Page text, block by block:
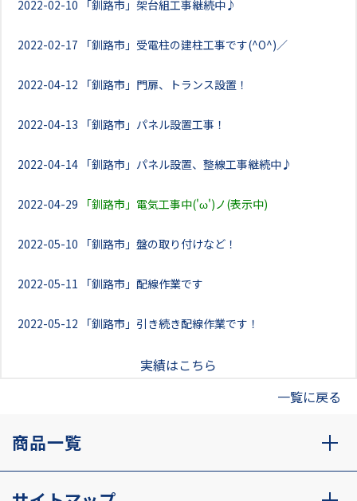
2022-02-10 「釧路市」架台組工事継続中♪
2022-02-17 「釧路市」受電柱の建柱工事です(^O^)／
2022-04-12 「釧路市」門扉、トランス設置！
2022-04-13 「釧路市」パネル設置工事！
2022-04-14 「釧路市」パネル設置、整線工事継続中♪
2022-04-29 「釧路市」電気工事中('ω')ノ(表示中)
2022-05-10 「釧路市」盤の取り付けなど！
2022-05-11 「釧路市」配線作業です
2022-05-12 「釧路市」引き続き配線作業です！
実績はこちら
一覧に戻る
商品一覧